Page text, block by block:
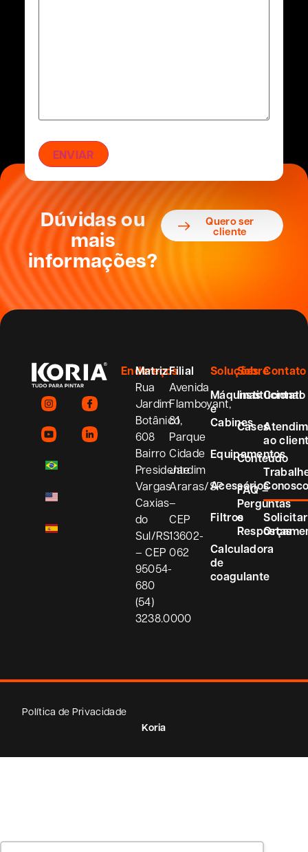
Dúvidas ou
mais
informações?
Quero ser
cliente
Endereços
Matriz
Rua
Jardim
Botânico,
608
Bairro
Presidente
Vargas
Caxias
do
Sul/RS
– CEP
95054-
680
(54)
3238.0000
Filial
Avenida
Flamboyant,
81
Parque
Cidade
Jardim
Araras/SP
–
CEP
13602-
062
Soluções
Máquinas
e
Cabines
Equipamentos
Acessórios
Filtros
Calculadora
de
coagulante
Sobre
Institucional
Cases
Conteúdo
FAQ –
Perguntas
e
Respostas
Contato
Contato
ao
Solicitar
Política de Privacidade
Koria